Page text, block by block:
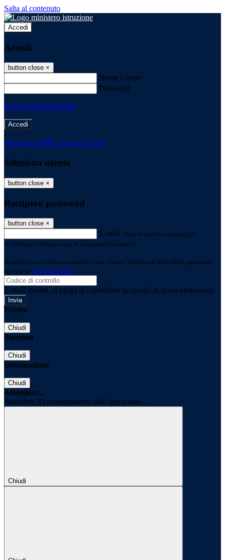
Salta al contenuto
Accedi
Accedi
button close ×
Nome Utente
Password
Password dimenticata?
-
Entra con SPID Entra con CIE
Seleziona utente
button close ×
Recupero password
button close ×
E-mail Verrà inviato un messaggio
all'indirizzo indicato con le istruzioni necessarie.
Non hai una e-mail associata al nome utente? Effettua il reset della password
tramite la Login Spaggiari
E-mail inviata, si prega di controllare la casella di posta elettronica!
Errore
Chiudi
Successo
Chiudi
Informazione
Chiudi
Attendere...
Attendere il completamento dell'operazione...
Chiudi